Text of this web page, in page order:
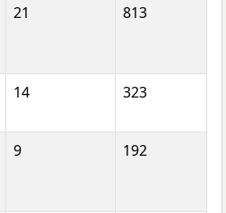
21 813
14 323
9 192